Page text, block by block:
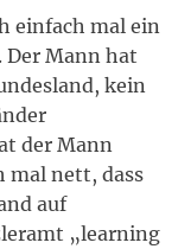
einfach mal ein
Der Mann hat
kein
der Mann
mal nett, dass
auf
„learning